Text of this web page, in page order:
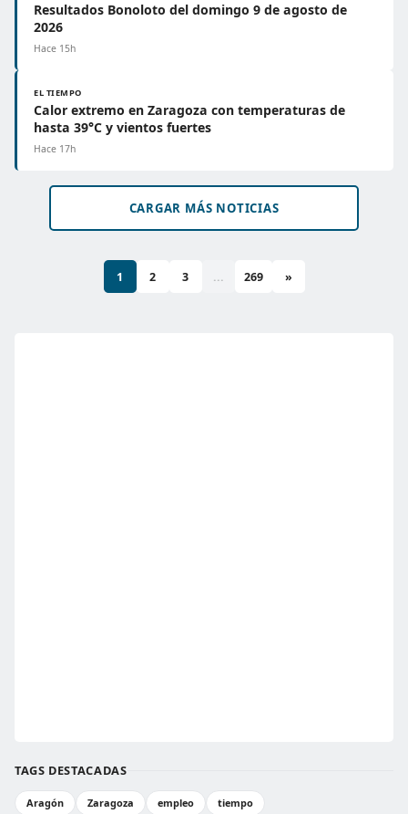
Resultados Bonoloto del domingo 9 de agosto de
2026
Hace 15h
EL TIEMPO
Calor extremo en Zaragoza con temperaturas de
hasta 39°C y vientos fuertes
Hace 17h
CARGAR MÁS NOTICIAS
1 2 3 ... 269 »
TAGS DESTACADAS
Aragón Zaragoza empleo
tiempo